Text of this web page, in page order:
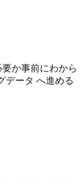
か事前にわから
データ へ進める